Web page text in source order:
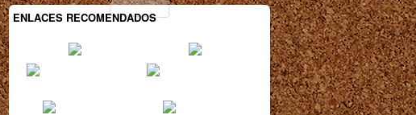
ENLACES RECOMENDADOS